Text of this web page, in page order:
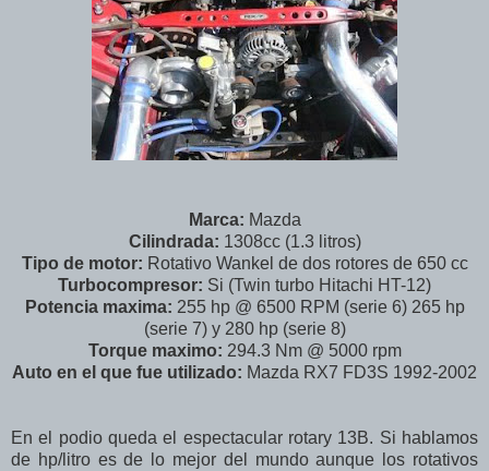
Marca: Mazda
Cilindrada: 1308cc (1.3 litros)
Tipo de motor: Rotativo Wankel de dos rotores de 650 cc
Turbocompresor: Si (Twin turbo Hitachi HT-12)
Potencia maxima: 255 hp @ 6500 RPM (serie 6) 265 hp
(serie 7) y 280 hp (serie 8)
Torque maximo: 294.3 Nm @ 5000 rpm
Auto en el que fue utilizado: Mazda RX7 FD3S 1992-2002
En el podio queda el espectacular rotary 13B. Si hablamos
de hp/litro es de lo mejor del mundo aunque los rotativos